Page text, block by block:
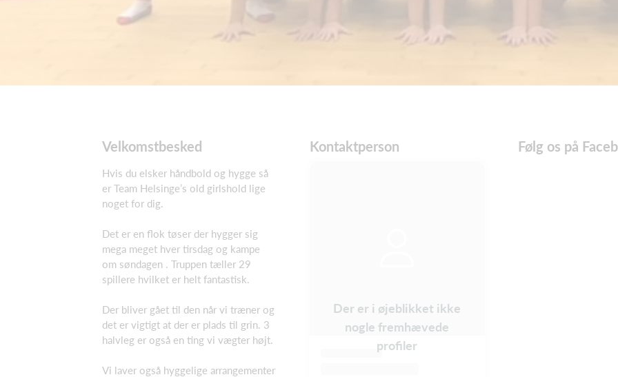
Velkomstbesked
Hvis du elsker håndbold og hygge så
er Team Helsinge’s old girlshold lige
noget for dig.
Det er en flok tøser der hygger sig
mega meget hver tirsdag og kampe
om søndagen . Truppen tæller 29
spillere hvilket er helt fantastisk.
Der bliver gået til den når vi træner og
det er vigtigt at der er plads til grin. 3
halvleg er også en ting vi vægter højt.
Vi laver også hyggelige arrangementer
Kontaktperson
Der er i øjeblikket ikke
nogle fremhævede
profiler
Følg os på